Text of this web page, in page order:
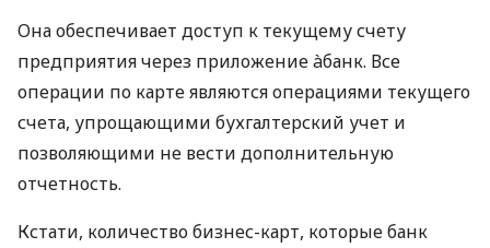
Она обеспечивает доступ к текущему счету
предприятия через приложение àбанк. Все
операции по карте являются операциями текущего
счета, упрощающими бухгалтерский учет и
позволяющими не вести дополнительную
отчетность.
Кстати, количество бизнес-карт, которые банк